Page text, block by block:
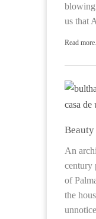
blowing
us that
Read
Beauty
An
century
of
the